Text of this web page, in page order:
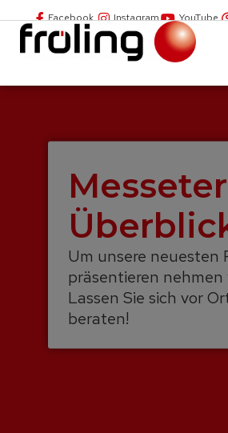
Facebook Instagram YouTube
Um unsere neuesten
präsentieren
Lassen Sie sich vor
beraten!